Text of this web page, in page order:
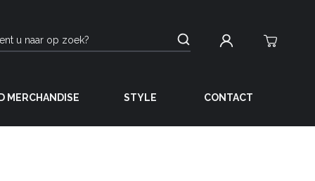
MERCHANDISE STYLE CONTACT